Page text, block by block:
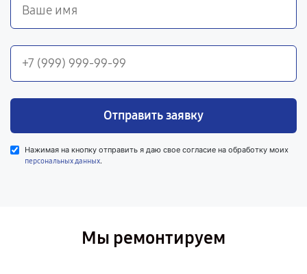
Отправить заявку
Нажимая на кнопку отправить я даю свое согласие на обработку моих
персональных данных.
Мы ремонтируем